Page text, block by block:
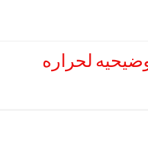
توضيحيه لحراره